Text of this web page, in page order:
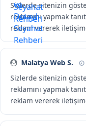
Sizlerde sitenizin
reklamını yapmak
reklam vererek
Malatya Web S.
Sizlerde sitenizin
reklamını yapmak
reklam vererek